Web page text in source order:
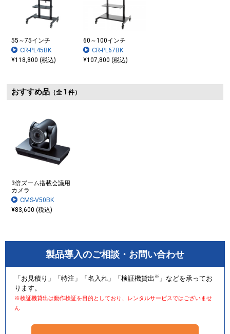
55～75インチ
CR-PL45BK
¥118,800 (税込)
60～100インチ
CR-PL67BK
¥107,800 (税込)
おすすめ品（全 1 件）
3倍ズーム搭載会議用
カメラ
CMS-V50BK
¥83,600 (税込)
製品導入のご相談・お問い合わせ
「お見積り」「特注」「名入れ」「検証機貸出 ※ 」などを承ってお
ります。
※検証機貸出は動作検証を目的としており、レンタルサービスではございませ
ん